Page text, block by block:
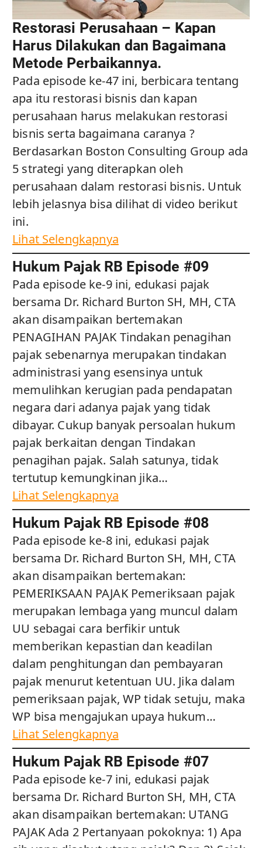
Restorasi Perusahaan – Kapan
Harus Dilakukan dan Bagaimana
Metode Perbaikannya.
Pada episode ke-47 ini, berbicara tentang
apa itu restorasi bisnis dan kapan
perusahaan harus melakukan restorasi
bisnis serta bagaimana caranya ?
Berdasarkan Boston Consulting Group ada
5 strategi yang diterapkan oleh
perusahaan dalam restorasi bisnis. Untuk
lebih jelasnya bisa dilihat di video berikut
ini.
Lihat Selengkapnya
Hukum Pajak RB Episode #09
Pada episode ke-9 ini, edukasi pajak
bersama Dr. Richard Burton SH, MH, CTA
akan disampaikan bertemakan
PENAGIHAN PAJAK Tindakan penagihan
pajak sebenarnya merupakan tindakan
administrasi yang esensinya untuk
memulihkan kerugian pada pendapatan
negara dari adanya pajak yang tidak
dibayar. Cukup banyak persoalan hukum
pajak berkaitan dengan Tindakan
penagihan pajak. Salah satunya, tidak
tertutup kemungkinan jika…
Lihat Selengkapnya
Hukum Pajak RB Episode #08
Pada episode ke-8 ini, edukasi pajak
bersama Dr. Richard Burton SH, MH, CTA
akan disampaikan bertemakan:
PEMERIKSAAN PAJAK Pemeriksaan pajak
merupakan lembaga yang muncul dalam
UU sebagai cara berfikir untuk
memberikan kepastian dan keadilan
dalam penghitungan dan pembayaran
pajak menurut ketentuan UU. Jika dalam
pemeriksaan pajak, WP tidak setuju, maka
WP bisa mengajukan upaya hukum…
Lihat Selengkapnya
Hukum Pajak RB Episode #07
Pada episode ke-7 ini, edukasi pajak
bersama Dr. Richard Burton SH, MH, CTA
akan disampaikan bertemakan: UTANG
PAJAK Ada 2 Pertanyaan pokoknya: 1) Apa